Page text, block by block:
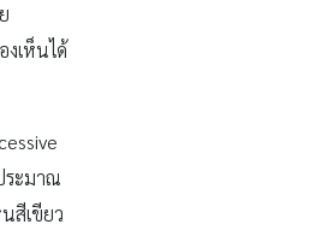
เห็นได้
ระมาณ
สีเขียว